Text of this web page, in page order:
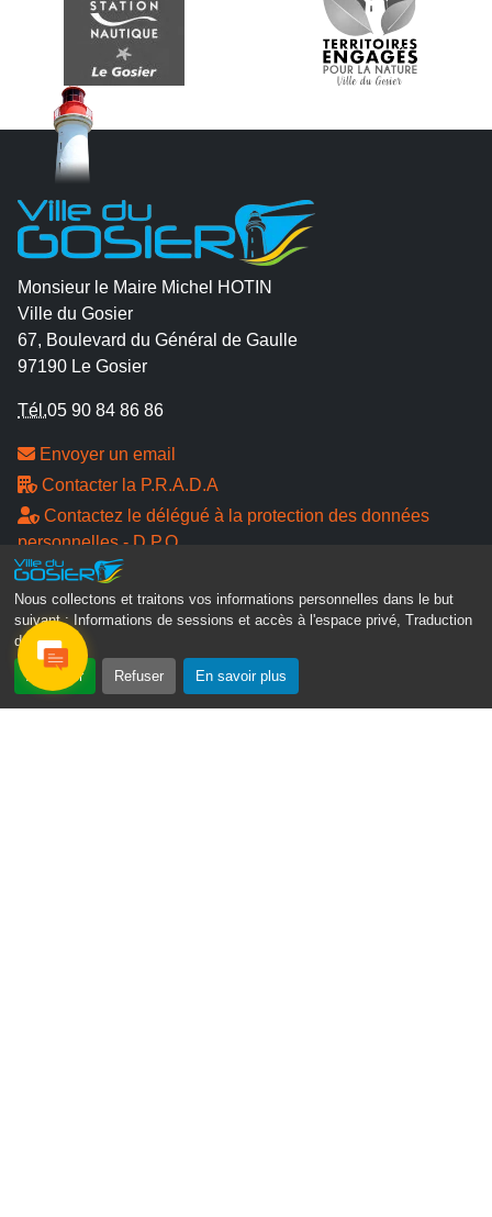
Nous collectons et traitons vos informations personnelles dans le but
suivant :
Informations de sessions et accès à l'espace privé, Traduction
des pages .
Accepter Refuser En savoir plus
Monsieur le Maire Michel HOTIN
Ville du Gosier
67, Boulevard du Général de Gaulle
97190 Le Gosier
Tél.05 90 84 86 86
Envoyer un email
Contacter la P.R.A.D.A
Contactez le délégué à la protection des données
personnelles - D.P.O
Suivez-nous